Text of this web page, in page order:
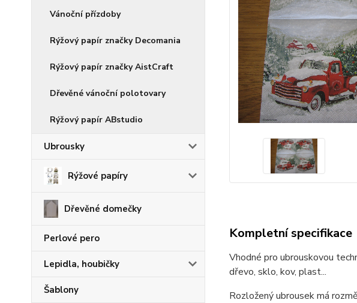
Vánoční přízdoby
Rýžový papír značky Decomania
Rýžový papír značky AistCraft
Dřevěné vánoční polotovary
Rýžový papír ABstudio
Ubrousky
Rýžové papíry
Dřevěné domečky
Perlové pero
Lepidla, houbičky
Šablony
Kompletní specifikace
Vhodné pro ubrouskovou
dřevo, sklo, kov, plast...
Rozložený ubrousek má